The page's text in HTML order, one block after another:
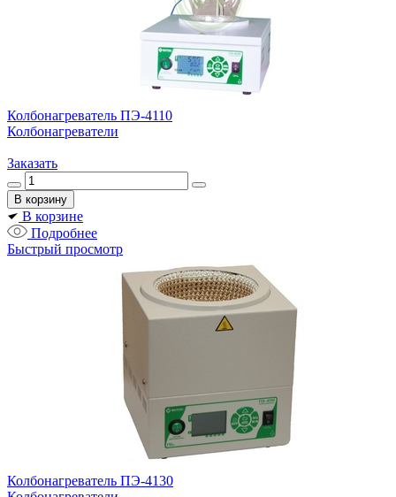
Колбонагреватель ПЭ-4110
Колбонагреватели
Заказать
В корзине
Подробнее
Быстрый просмотр
Колбонагреватель ПЭ-4130